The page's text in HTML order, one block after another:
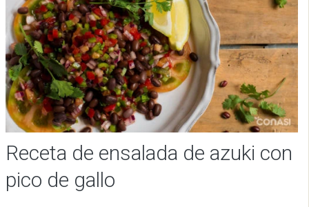
Receta de ensalada de azuki con
pico de gallo